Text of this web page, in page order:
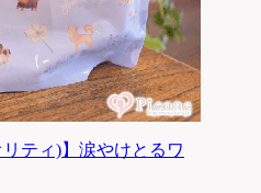
リティ)】涙やけとるワ